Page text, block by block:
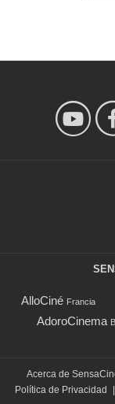
AlloCiné Francia
AdoroCinema
Acerca de
Política de Privacidad